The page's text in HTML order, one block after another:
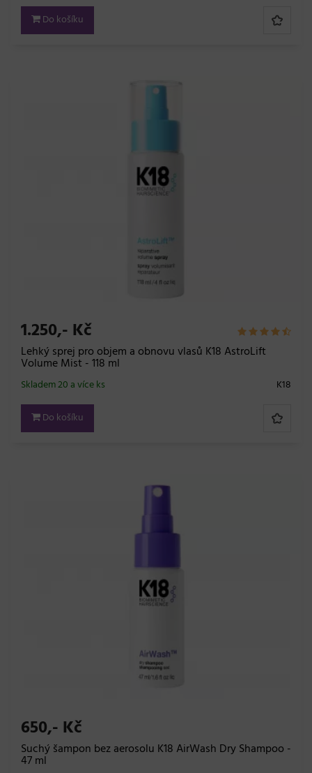
Do košíku
1.250,- Kč
Lehký sprej pro objem a obnovu vlasů K18 AstroLift
Volume Mist - 118 ml
K18
Skladem 20 a více ks
Do košíku
650,- Kč
Suchý šampon bez aerosolu K18 AirWash Dry Shampoo -
47 ml